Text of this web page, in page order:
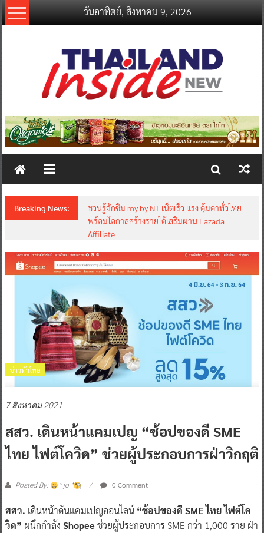
Skip
to
วันอาทิตย์, สิงหาคม 9, 2026
thailandinsidenew.com
Thailand
New
Breaking News:
ชวนรู้จักซิม my by NT เน็ตเร็ว แรง คุ้มค่าทั่วไทย
พร้อมโอกาสสร้างรายได้เสริมผ่าน Lazada
Affiliate
ข่าวทั่วไทย
7 สิงหาคม 2021
สสว. เดินหน้าแคมเปญ “ช้อปของดี SME
ไทย ไฟต์โควิด” ช่วยผู้ประกอบการฝ่าวิกฤติ
Posted By: ^ jo ^ 0 Comment
สสว. เดินหน้าดันแคมเปญออนไลน์ “ช้อปของดี SME ไทย ไฟต์โค
วิด” ผนึกกำลัง Shopeeช่วยผู้ประกอบการ SME กว่า 1,000 ราย ฝ่า